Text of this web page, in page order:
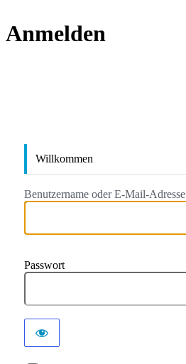
Anmelden
Willkommen
Benutzername oder E-Mail-Adresse
Passwort